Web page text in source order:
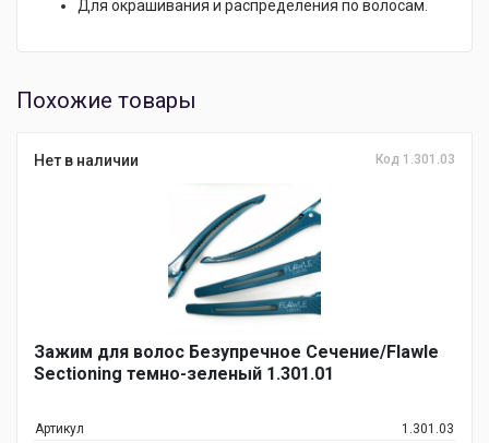
Для окрашивания и распределения по волосам.
Похожие товары
Нет в наличии Код 1.301.03
Зажим для волос Безупречное Сечение/Flawle
Sectioning темно-зеленый 1.301.01
Артикул
1.301.03